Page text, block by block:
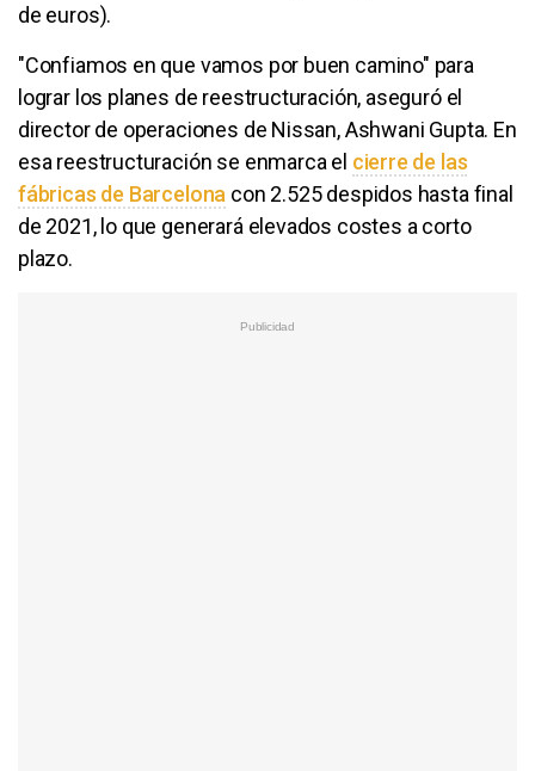
de euros).
"Confiamos en que vamos por buen camino" para
lograr los planes de reestructuración, aseguró el
director de operaciones de Nissan, Ashwani Gupta. En
esa reestructuración se enmarca el cierre de las
fábricas de Barcelona con 2.525 despidos hasta final
de 2021, lo que generará elevados costes a corto
plazo.